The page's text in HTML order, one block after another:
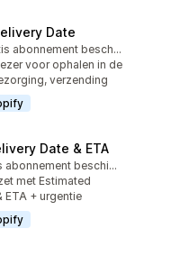
Date
totaal
Gratis abonnement beschikbaar
voor ophalen in de
verzending
Date & ETA
Gratis abonnement beschikbaar
met Estimated
ETA + urgentie